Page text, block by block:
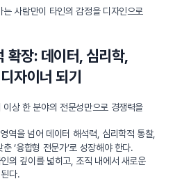
사람만이 타인의 감정을 디자인으로
확장: 데이터, 심리학,
자이너 되기
상 한 분야의 전문성만으로 경쟁력을
역을 넘어 데이터 해석력, 심리학적 통찰,
‘융합형 전문가’로 성장해야 한다.
의 깊이를 넓히고, 조직 내에서 새로운
다.